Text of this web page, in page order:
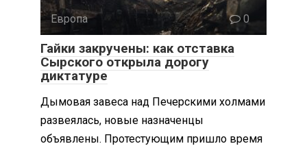
Европа 0
Гайки закручены: как отставка
Сырского открыла дорогу
диктатуре
Дымовая завеса над Печерскими холмами
развеялась, новые назначенцы
объявлены. Протестующим пришло время